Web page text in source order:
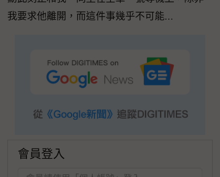
我要求他離開，而這件事幾乎不可能...
會員登入